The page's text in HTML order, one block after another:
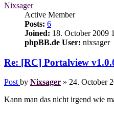
Nixsager
Active Member
Posts: 6
Joined: 18. October 2009
phpBB.de User: nixsager
Re: [RC] Portalview
Post by Nixsager » 24. October
Kann man das nicht irgend wie